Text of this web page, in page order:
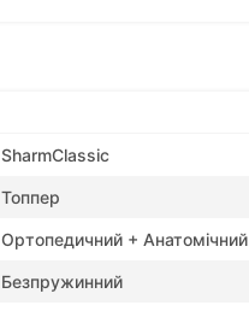
SharmClassic
Топпер
Ортопедичний + Анатомічний
Безпружинний